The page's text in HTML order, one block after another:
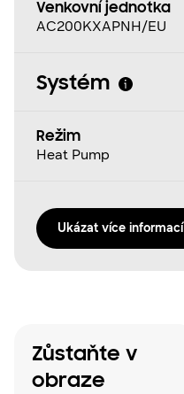
Venkovní jednotka
AC200KXAPNH/EU
Systém
Režim
Heat Pump
Ukázat více informací
Zůstaňte v
obraze